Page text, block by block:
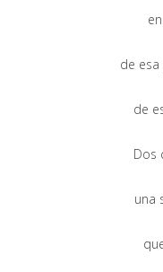
de esa
de
Dos
una